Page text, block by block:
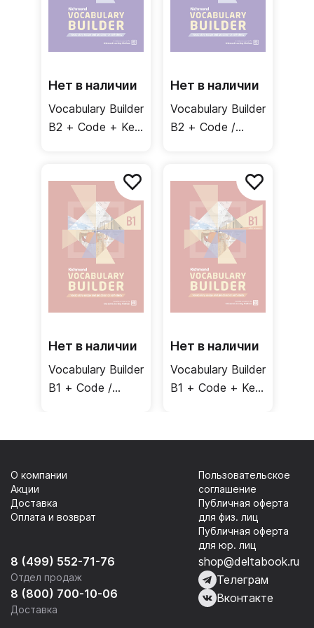
Нет в наличии
Vocabulary Builder
B2 + Code + Key
Нет в наличии
Vocabulary Builder
B2 + Code /
Нет в наличии
Vocabulary Builder
B1 + Code /
Нет в наличии
Vocabulary Builder
B1 + Code + Key
8 (499) 552-71-76
Отдел продаж
8 (800) 700-10-06
Доставка
О компании
Акции
Доставка
Оплата и возврат
Пользовательское
соглашение
Публичная оферта
для физ. лиц
Публичная оферта
для юр. лиц
shop@deltabook.ru
Телеграм
Вконтакте